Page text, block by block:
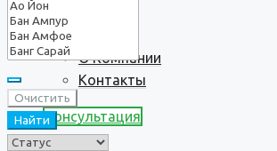
О нас
О Компании
Контакты
Консультация
Очистить
Найти